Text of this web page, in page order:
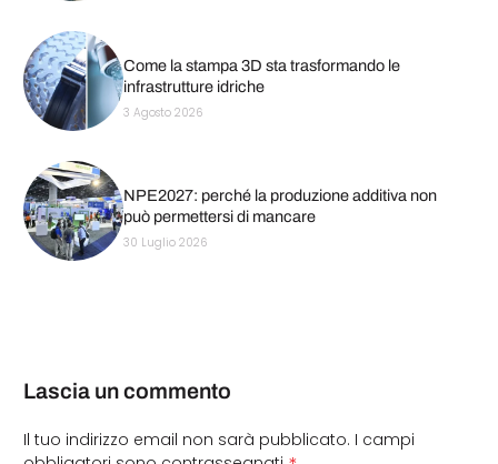
Come la stampa 3D sta trasformando le
infrastrutture idriche
3 Agosto 2026
NPE2027: perché la produzione additiva non
può permettersi di mancare
30 Luglio 2026
Lascia un commento
Il tuo indirizzo email non sarà pubblicato. I campi